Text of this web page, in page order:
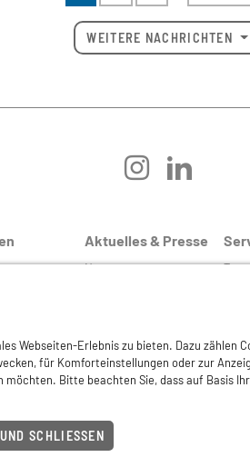
WEITERE NACHRICHTEN
instagram
Aktuelles & Presse
Newsroom
Webseiten-Erlebnis zu bieten. Dazu zählen
für Komforteinstellungen oder zur
möchten. Bitte beachten Sie, dass auf Basis
SCHLIESSEN